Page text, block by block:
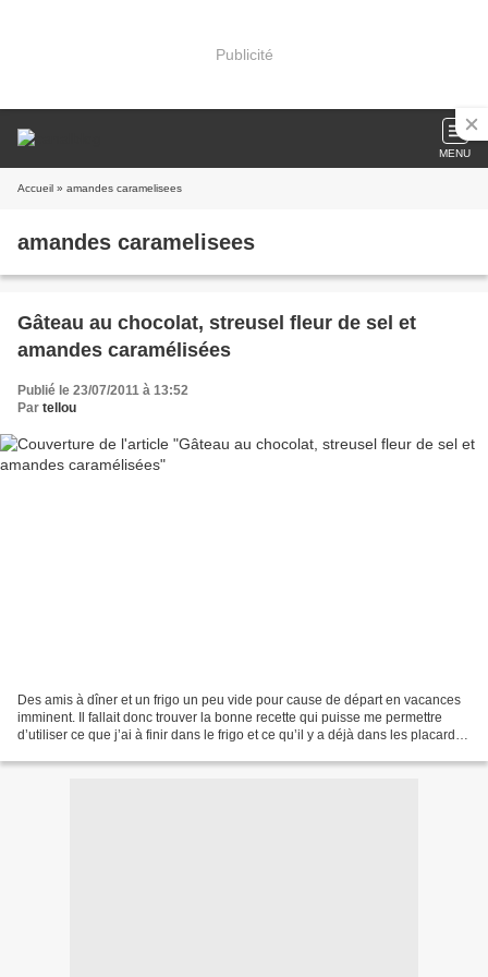
Publicité
MENU
Accueil » amandes caramelisees
amandes caramelisees
Gâteau au chocolat, streusel fleur de sel et
amandes caramélisées
Publié le 23/07/2011 à 13:52
Par tellou
Des amis à dîner et un frigo un peu vide pour cause de départ en vacances
imminent. Il fallait donc trouver la bonne recette qui puisse me permettre
d’utiliser ce que j’ai à finir dans le frigo et ce qu’il y a déjà dans les placards